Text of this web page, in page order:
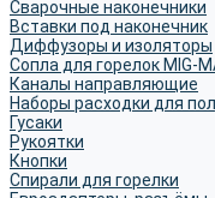
Сварочные наконечники
Вставки под наконечник
Диффузоры и изоляторы
Сопла для горелок MIG-
Каналы направляющие
Наборы расходки для
Гусаки
Рукоятки
Кнопки
Спирали для горелки